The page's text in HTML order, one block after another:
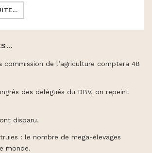
commission de l’agriculture comptera 48
des délégués du DBV, on repeint
disparu.
: le nombre de mega-élevages
monde.